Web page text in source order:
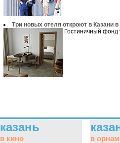
Три новых отеля откроют в Казани в
Гостиничный фонд
казань
в кино в